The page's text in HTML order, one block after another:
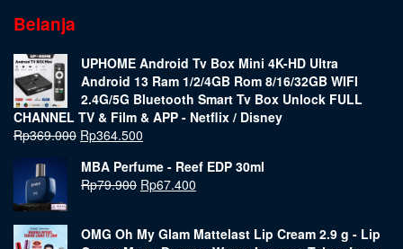
Belanja
UPHOME Android Tv Box Mini 4K-HD Ultra
Android 13 Ram 1/2/4GB Rom 8/16/32GB WIFI
2.4G/5G Bluetooth Smart Tv Box Unlock FULL
CHANNEL TV & Film & APP - Netflix / Disney
Rp369.000 Rp364.500
MBA Perfume - Reef EDP 30ml
Rp79.900 Rp67.400
OMG Oh My Glam Mattelast Lip Cream 2.9 g - Lip